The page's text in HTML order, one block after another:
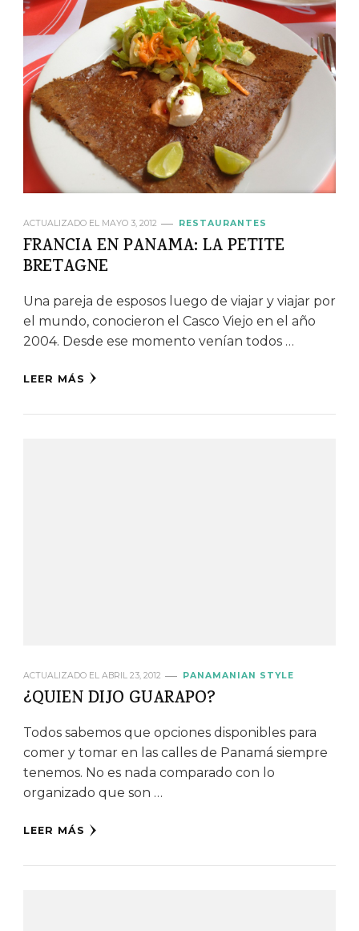
ACTUALIZADO EL MAYO 3, 2012 RESTAURANTES
FRANCIA EN PANAMA: LA PETITE
BRETAGNE
Una pareja de esposos luego de viajar y viajar por
el mundo, conocieron el Casco Viejo en el año
2004. Desde ese momento venían todos …
LEER MÁS
ACTUALIZADO EL ABRIL 23, 2012 PANAMANIAN STYLE
¿QUIEN DIJO GUARAPO?
Todos sabemos que opciones disponibles para
comer y tomar en las calles de Panamá siempre
tenemos. No es nada comparado con lo
organizado que son …
LEER MÁS